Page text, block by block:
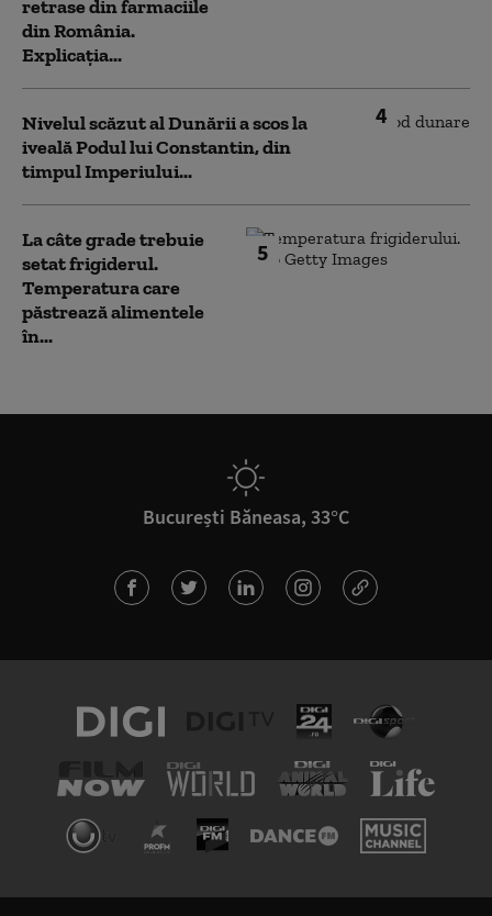
retrase din farmaciile
din România.
Explicația...
4
Nivelul scăzut al Dunării a scos la
iveală Podul lui Constantin, din
timpul Imperiului...
5
La câte grade trebuie
setat frigiderul.
Temperatura care
păstrează alimentele
în...
București Băneasa, 33°C